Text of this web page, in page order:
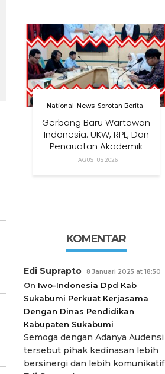
National News Sorotan Berita
Gerbang Baru Wartawan
Indonesia: UKW, RPL, Dan
Penguatan Akademik
Dalam Satu Kolaborasi
1 AGUSTUS 2026
KOMENTAR
Edi Suprapto 8 Januari 2025 at 18:50
On Iwo-Indonesia Dpd Kab
Sukabumi Perkuat Kerjasama
Dengan Dinas Pendidikan
Kabupaten Sukabumi
Semoga dengan Adanya Audensi
tersebut pihak kedinasan lebih
bersinergi dan lebih komunikatif